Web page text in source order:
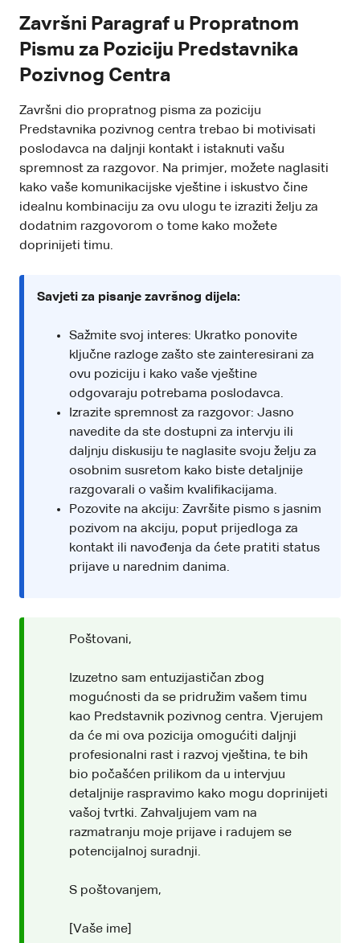
Završni Paragraf u Propratnom
Pismu za Poziciju Predstavnika
Pozivnog Centra
Završni dio propratnog pisma za poziciju
Predstavnika pozivnog centra trebao bi motivisati
poslodavca na daljnji kontakt i istaknuti vašu
spremnost za razgovor. Na primjer, možete naglasiti
kako vaše komunikacijske vještine i iskustvo čine
idealnu kombinaciju za ovu ulogu te izraziti želju za
dodatnim razgovorom o tome kako možete
doprinijeti timu.
Savjeti za pisanje završnog dijela:
Sažmite svoj interes: Ukratko ponovite
ključne razloge zašto ste zainteresirani za
ovu poziciju i kako vaše vještine
odgovaraju potrebama poslodavca.
Izrazite spremnost za razgovor: Jasno
navedite da ste dostupni za intervju ili
daljnju diskusiju te naglasite svoju želju za
osobnim susretom kako biste detaljnije
razgovarali o vašim kvalifikacijama.
Pozovite na akciju: Završite pismo s jasnim
pozivom na akciju, poput prijedloga za
kontakt ili navođenja da ćete pratiti status
prijave u narednim danima.
Poštovani,
Izuzetno sam entuzijastičan zbog
mogućnosti da se pridružim vašem timu
kao Predstavnik pozivnog centra. Vjerujem
da će mi ova pozicija omogućiti daljnji
profesionalni rast i razvoj vještina, te bih
bio počašćen prilikom da u intervjuu
detaljnije raspravimo kako mogu doprinijeti
vašoj tvrtki. Zahvaljujem vam na
razmatranju moje prijave i radujem se
potencijalnoj suradnji.
S poštovanjem,
[Vaše ime]